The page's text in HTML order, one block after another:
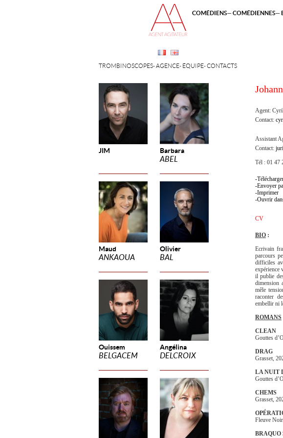
JIM Barbara
ABEL
Maud
ANKAOUA
Olivier
BAL
Ouissem
BELGACEM
Angélina
DELCROIX
TROMBINOSCOPES AGENCE ÉQUIPE CONTACTS
COMÉDIENS COMÉDIENNES
Johann
Agent:
Contact:
Assistant
Contact:
Tél : 01 47
Envoyer
Imprimer
Ouvrir
CV
BIO :
Ecrivain
parcours
difficiles
expérience
il publie
dimension
mêle
raconter
embellir ni
ROMANS
CLEAN
Gouttes
DRAG
Grasset,
LA NUIT
Gouttes
CHEMS
Grasset,
Fleuve
BRAQUO